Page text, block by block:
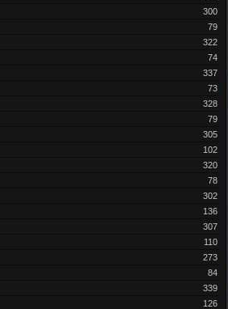
300
79
322
74
337
73
328
79
305
102
320
78
302
136
307
110
273
84
339
126